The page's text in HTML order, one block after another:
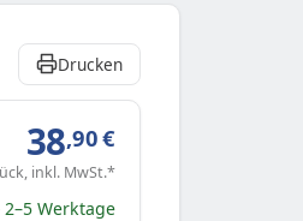
Drucken
38,90€
inkl. MwSt.*
Werktage